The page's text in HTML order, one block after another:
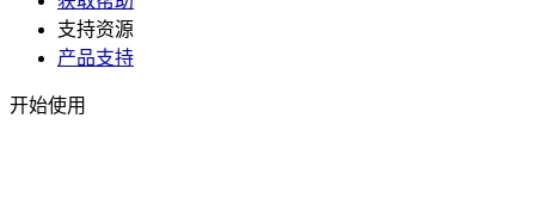
支持资源
产品支持
开始使用